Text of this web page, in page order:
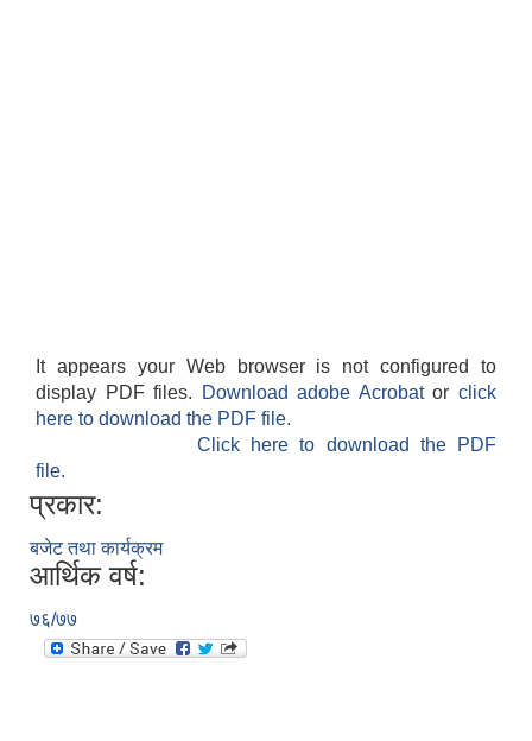
It appears your Web browser is not configured to
display PDF files.
Download adobe Acrobatorclick
here to download the PDF file.
Click here to download the PDF
file.
प्रकार:
बजेट तथा कार्यक्रम
आर्थिक वर्ष:
७६/७७